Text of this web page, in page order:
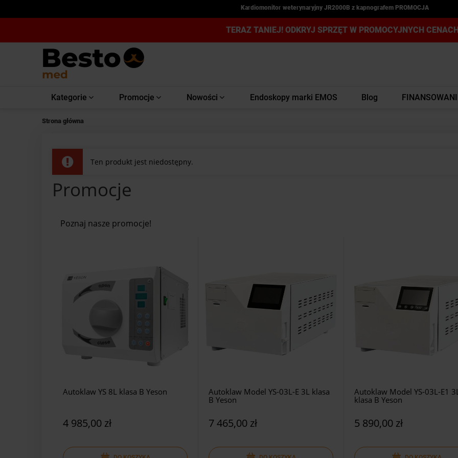
Kardiomonitor weterynaryjny JR2000B z kapnografem PROMOCJA
TERAZ TANIEJ! ODKRYJ SPRZĘT W PROMOCYJNYCH
Kategorie Promocje Nowości Endoskopy marki EMOS Blog
Strona główna
Ten produkt jest niedostępny.
Promocje
Poznaj nasze promocje!
Autoklaw YS 8L klasa B Yeson
4 985,00 zł
Autoklaw Model YS-03L-E 3L klasa
B Yeson
7 465,00 zł
Autoklaw Model YS-03L-E1
klasa B Yeson
5 890,00 zł